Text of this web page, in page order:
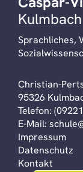
Kulmbach
Sprachliches,
Christian-
95326
Telefon:
E-Mail:
Impressum
Datenschutz
Kontakt